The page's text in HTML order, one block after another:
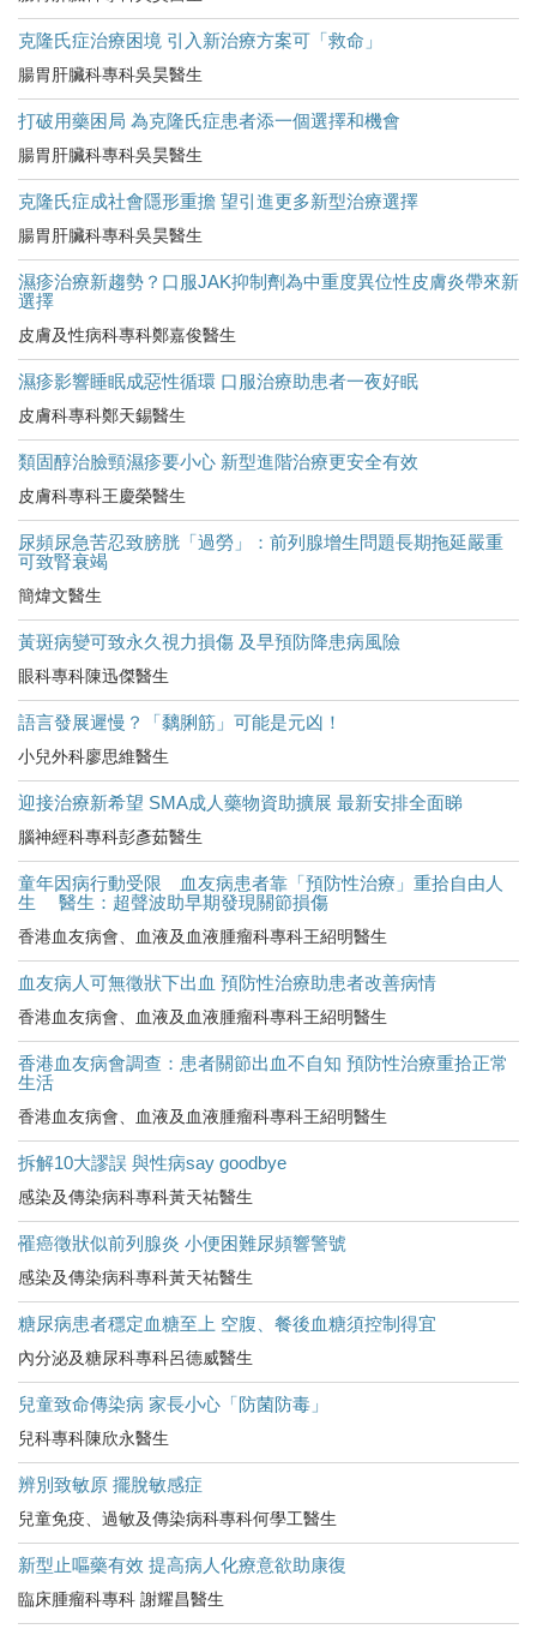
克隆氏症治療困境 引入新治療方案可「救命」
腸胃肝臟科專科吳昊醫生
打破用藥困局 為克隆氏症患者添一個選擇和機會
腸胃肝臟科專科吳昊醫生
克隆氏症成社會隱形重擔 望引進更多新型治療選擇
腸胃肝臟科專科吳昊醫生
濕疹治療新趨勢？口服JAK抑制劑為中重度異位性皮膚炎帶來新
選擇
皮膚及性病科專科鄭嘉俊醫生
濕疹影響睡眠成惡性循環 口服治療助患者一夜好眠
皮膚科專科鄭天錫醫生
類固醇治臉頸濕疹要小心 新型進階治療更安全有效
皮膚科專科王慶榮醫生
尿頻尿急苦忍致膀胱「過勞」：前列腺增生問題長期拖延嚴重
可致腎衰竭
簡煒文醫生
黃斑病變可致永久視力損傷 及早預防降患病風險
眼科專科陳迅傑醫生
語言發展遲慢？「黐脷筋」可能是元凶！
小兒外科廖思維醫生
迎接治療新希望 SMA成人藥物資助擴展 最新安排全面睇
腦神經科專科彭彥茹醫生
童年因病行動受限 血友病患者靠「預防性治療」重拾自由人
生 醫生：超聲波助早期發現關節損傷
香港血友病會、血液及血液腫瘤科專科王紹明醫生
血友病人可無徵狀下出血 預防性治療助患者改善病情
香港血友病會、血液及血液腫瘤科專科王紹明醫生
香港血友病會調查：患者關節出血不自知 預防性治療重拾正常
生活
香港血友病會、血液及血液腫瘤科專科王紹明醫生
拆解10大謬誤 與性病say goodbye
感染及傳染病科專科黃天祐醫生
罹癌徵狀似前列腺炎 小便困難尿頻響警號
感染及傳染病科專科黃天祐醫生
糖尿病患者穩定血糖至上 空腹、餐後血糖須控制得宜
內分泌及糖尿科專科呂德威醫生
兒童致命傳染病 家長小心「防菌防毒」
兒科專科陳欣永醫生
辨別致敏原 擺脫敏感症
兒童免疫、過敏及傳染病科專科何學工醫生
新型止嘔藥有效 提高病人化療意欲助康復
臨床腫瘤科專科 謝耀昌醫生